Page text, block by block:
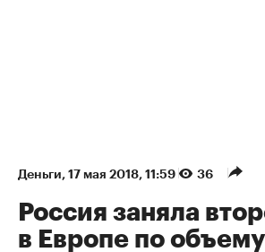
Деньги⁠, 17 мая 2018, 11:59 36
Россия заняла
в Европе по